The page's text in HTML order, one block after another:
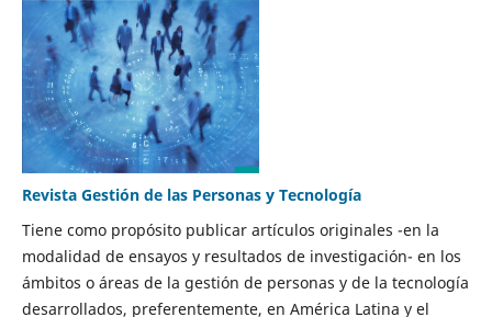
Revista Gestión de las Personas y Tecnología
Tiene como propósito publicar artículos originales -en la
modalidad de ensayos y resultados de investigación- en los
ámbitos o áreas de la gestión de personas y de la tecnología
desarrollados, preferentemente, en América Latina y el